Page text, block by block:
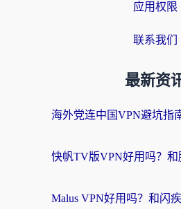
应用权限
联系我们
最新资